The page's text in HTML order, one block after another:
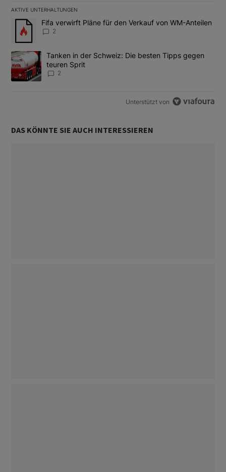
AKTIVE UNTERHALTUNGEN
Das Folgende ist eine Liste der am meisten kommentierten
Ein Trendartikel mit dem Titel "Fifa verwirft Pläne für den
Fifa verwirft Pläne für den Verkauf von WM-Anteilen
2
Ein Trendartikel mit dem Titel "Tanken in der Schweiz: Die
Tanken in der Schweiz: Die besten Tipps gegen
teuren Sprit
2
Unterstützt von
DAS KÖNNTE SIE AUCH INTERESSIEREN